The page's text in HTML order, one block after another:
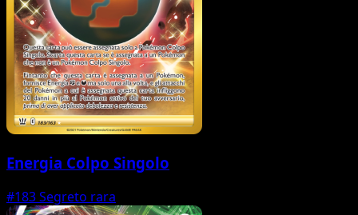
Energia Colpo Singolo
#183Segreto rara